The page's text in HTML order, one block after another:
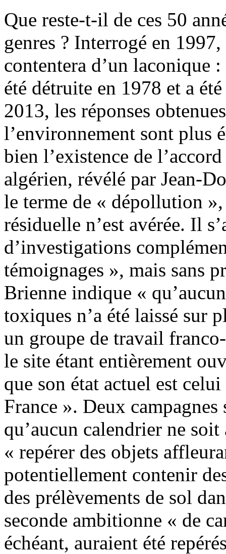
Que reste-t-il de ces 50
genres ? Interrogé en
contentera d’un laconique
été détruite en 1978 et a
2013, les réponses
l’environnement sont plus
bien l’existence de
algérien, révélé par Jean-
le terme de « dépollution
résiduelle n’est avérée. Il
d’investigations
témoignages », mais sans
Brienne indique «
toxiques n’a été laissé sur
un groupe de travail
le site étant entièrement
que son état actuel est
France ». Deux
qu’aucun calendrier ne
« repérer des objets
potentiellement contenir
des prélèvements de sol
seconde ambitionne « de
échéant, auraient été